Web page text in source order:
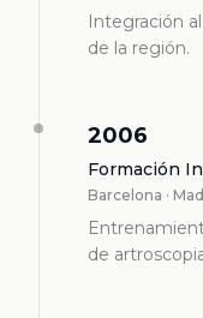
Integración
de la región.
2006
Formación
Barcelona ·
de